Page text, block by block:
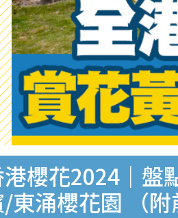
櫻花2024｜盤
東涌櫻花園 （附